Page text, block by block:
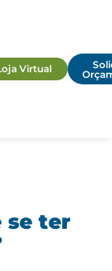
Virtual
se ter